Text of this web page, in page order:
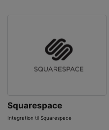
Squarespace
Integration til Squarespace